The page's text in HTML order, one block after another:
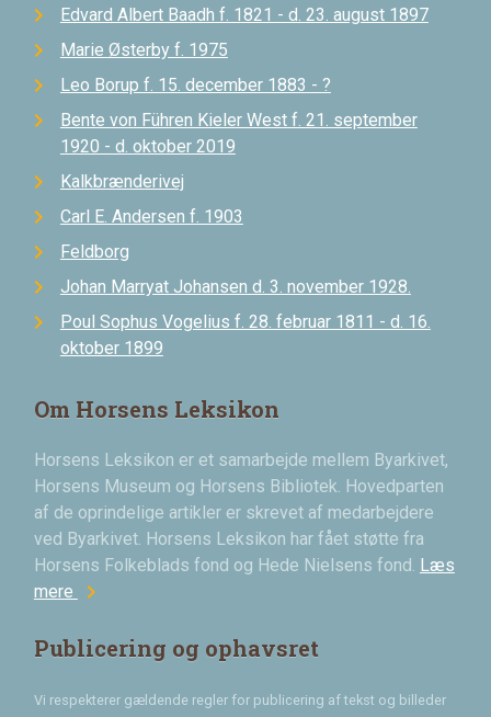
Edvard Albert Baadh f. 1821 - d. 23. august 1897
Marie Østerby f. 1975
Leo Borup f. 15. december 1883 - ?
Bente von Führen Kieler West f. 21. september
1920 - d. oktober 2019
Kalkbrænderivej
Carl E. Andersen f. 1903
Feldborg
Johan Marryat Johansen d. 3. november 1928.
Poul Sophus Vogelius f. 28. februar 1811 - d. 16.
oktober 1899
Om Horsens Leksikon
Horsens Leksikon er et samarbejde mellem Byarkivet,
Horsens Museum og Horsens Bibliotek. Hovedparten
af de oprindelige artikler er skrevet af medarbejdere
ved Byarkivet. Horsens Leksikon har fået støtte fra
Horsens Folkeblads fond og Hede Nielsens fond. Læs
mere chevron_right
Publicering og ophavsret
Vi respekterer gældende regler for publicering af tekst og billeder